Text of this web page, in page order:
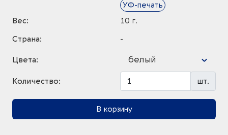
УФ-печать
Вес:
10 г.
Страна:
-
Цвета: белый
Количество: шт.
В корзину